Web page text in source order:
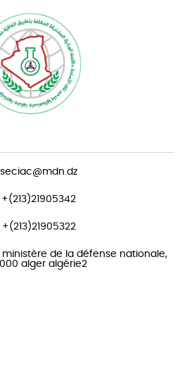
seciac@mdn.dz
+(213)21905342
+(213)21905322
ministère de la défense nationale,
alger algérie2